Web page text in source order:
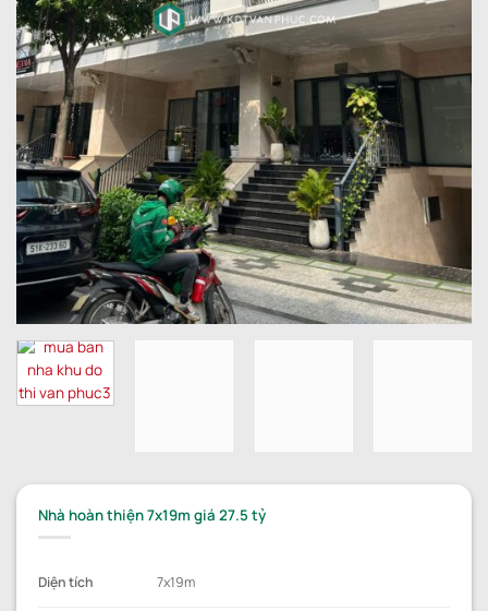
Nhà hoàn thiện 7x19m giá 27.5 tỷ
Diện tích 7x19m